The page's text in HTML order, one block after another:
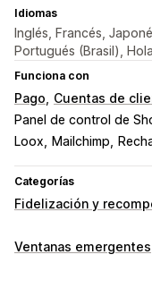
Idiomas
Inglés, Francés,
Portugués (Brasil),
Funciona con
Pago Cuentas de
Panel de control de
Loox
Mailchimp
Categorías
Fidelización y
Tipos de programas
Ventanas emergentes